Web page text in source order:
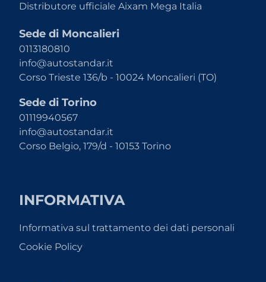
Distributore ufficiale Aixam Mega Italia
Sede di Moncalieri
0113180810
info@autostandar.it
Corso Trieste 136/b - 10024 Moncalieri (TO)
Sede di Torino
01119940567
info@autostandar.it
Corso Belgio, 179/d - 10153 Torino
INFORMATIVA
Informativa sul trattamento dei dati personali
Cookie Policy